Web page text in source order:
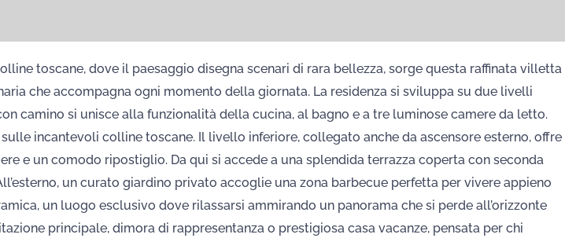
toscane, dove il paesaggio disegna scenari di rara bellezza, sorge questa raffinata villetta
che accompagna ogni momento della giornata. La residenza si sviluppa su due livelli
camino si unisce alla funzionalità della cucina, al bagno e a tre luminose camere da letto.
incantevoli colline toscane. Il livello inferiore, collegato anche da ascensore esterno, offre
e un comodo ripostiglio. Da qui si accede a una splendida terrazza coperta con seconda
un curato giardino privato accoglie una zona barbecue perfetta per vivere appieno
un luogo esclusivo dove rilassarsi ammirando un panorama che si perde all’orizzonte
principale, dimora di rappresentanza o prestigiosa casa vacanze, pensata per chi